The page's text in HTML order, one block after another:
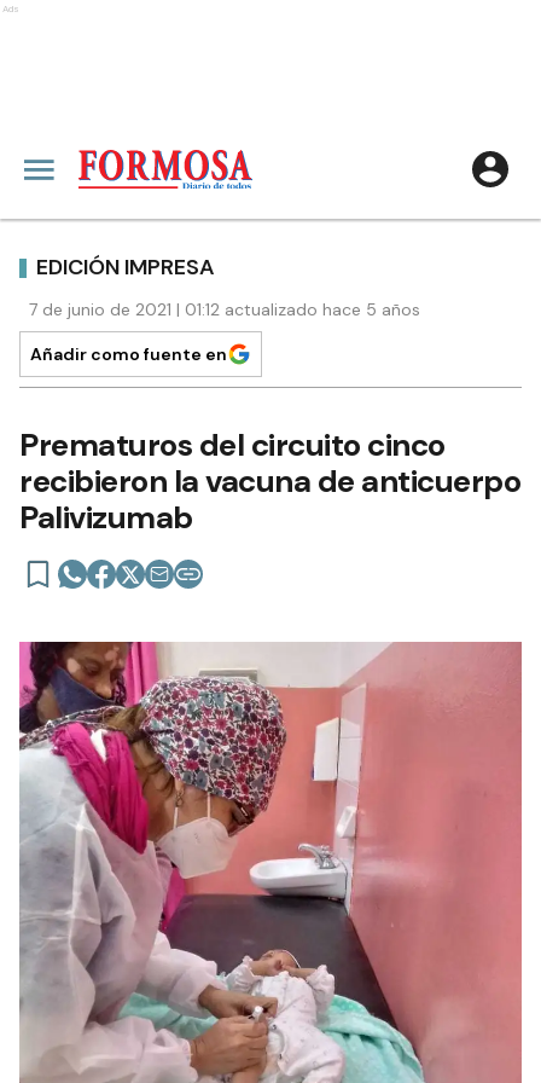
Ads
EDICIÓN IMPRESA
7 de junio de 2021 | 01:12 actualizado hace 5 años
Añadir como fuente en
Prematuros del circuito cinco
recibieron la vacuna de anticuerpo
Palivizumab